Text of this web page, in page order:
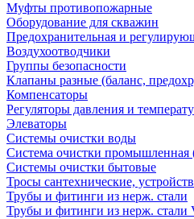
Муфты противопожарные
Оборудование для скважин
Предохранительная и
Воздухоотводчики
Группы безопасности
Клапаны разные (баланс,
Компенсаторы
Регуляторы давления и
Элеваторы
Системы очистки воды
Система очистки промышленная
Системы очистки бытовые
Тросы сантехнические,
Трубы и фитинги из нерж. стали
Трубы и фитинги из нерж. стали